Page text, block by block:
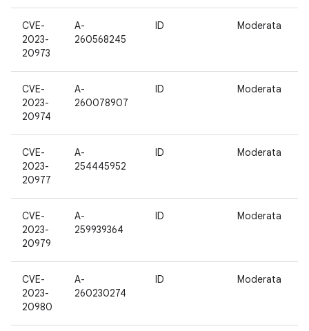
CVE-
2023-
20973
A-
260568245
ID Moderata
CVE-
2023-
20974
A-
260078907
ID Moderata
CVE-
2023-
20977
A-
254445952
ID Moderata
CVE-
2023-
20979
A-
259939364
ID Moderata
CVE-
2023-
20980
A-
260230274
ID Moderata